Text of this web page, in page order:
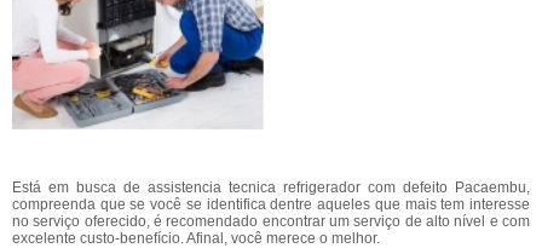
Está em busca de assistencia tecnica refrigerador com defeito Pacaembu,
compreenda que se você se identifica dentre aqueles que mais tem interesse
no serviço oferecido, é recomendado encontrar um serviço de alto nível e com
excelente custo-benefício. Afinal, você merece o melhor.